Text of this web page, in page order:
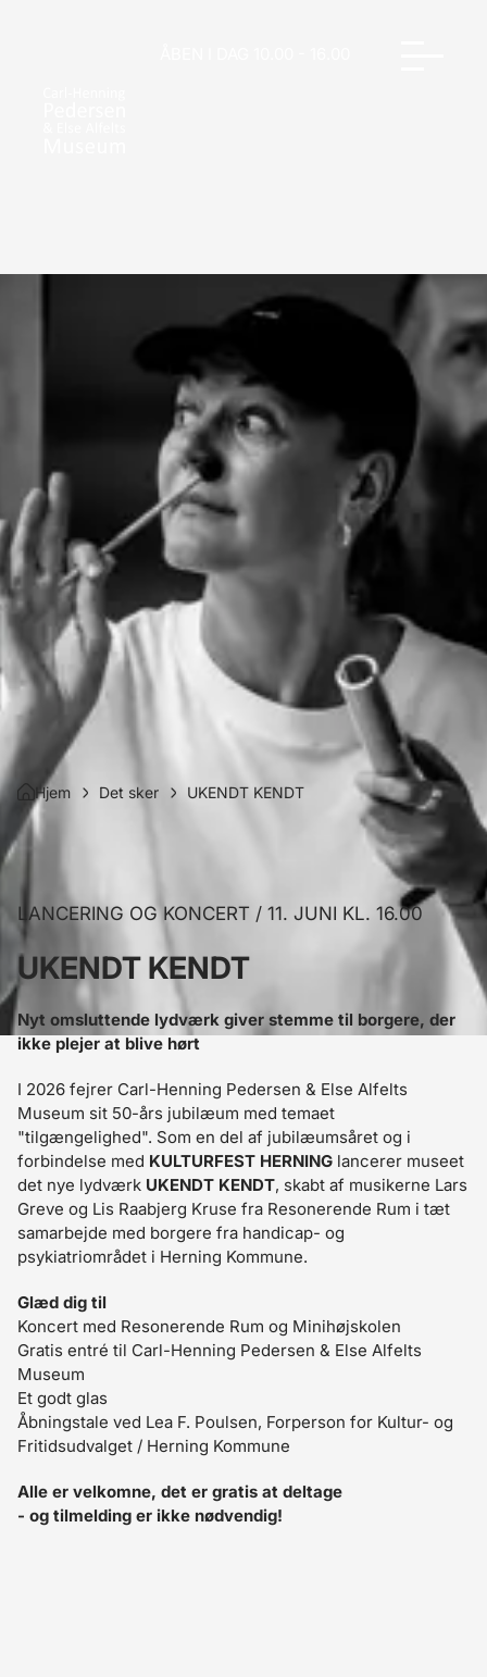
Hjem Det sker UKENDT KENDT
LANCERING OG KONCERT / 11. JUNI KL. 16.00
UKENDT KENDT
Nyt omsluttende lydværk giver stemme til borgere, der
ikke plejer at blive hørt
I 2026 fejrer Carl-Henning Pedersen & Else Alfelts
Museum sit 50-års jubilæum med temaet
"tilgængelighed". Som en del af jubilæumsåret og i
forbindelse med KULTURFEST HERNING lancerer museet
det nye lydværk UKENDT KENDT, skabt af musikerne Lars
Greve og Lis Raabjerg Kruse fra Resonerende Rum i tæt
samarbejde med borgere fra handicap- og
psykiatriområdet i Herning Kommune.
Glæd dig til
Koncert med Resonerende Rum og Minihøjskolen
Gratis entré til Carl-Henning Pedersen & Else Alfelts
Museum
Et godt glas
Åbningstale ved Lea F. Poulsen, Forperson for Kultur- og
Fritidsudvalget / Herning Kommune
Alle er velkomne, det er gratis at deltage
- og tilmelding er ikke nødvendig!